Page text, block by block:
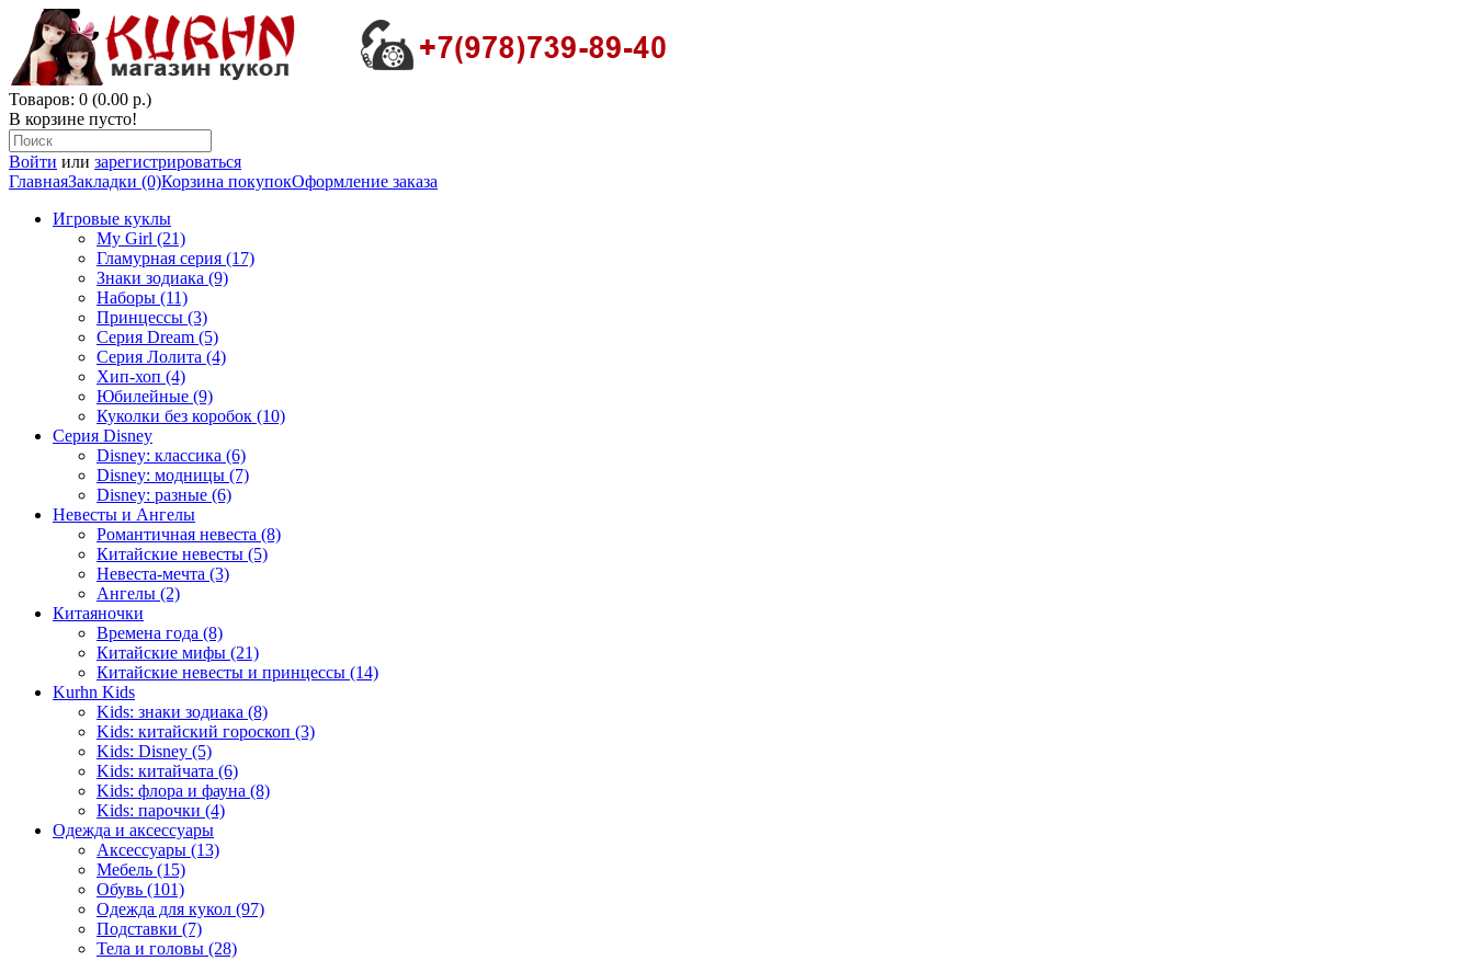
Товаров: 0 (0.00 р.)
В корзине пусто!
Войти или зарегистрироваться
ГлавнаяЗакладки (0)Корзина покупокОформление заказа
Игровые куклы
My Girl (21)
Гламурная серия (17)
Знаки зодиака (9)
Наборы (11)
Принцессы (3)
Серия Dream (5)
Серия Лолита (4)
Хип-хоп (4)
Юбилейные (9)
Куколки без коробок (10)
Серия Disney
Disney: классика (6)
Disney: модницы (7)
Disney: разные (6)
Невесты и Ангелы
Романтичная невеста (8)
Китайские невесты (5)
Невеста-мечта (3)
Ангелы (2)
Китаяночки
Времена года (8)
Китайские мифы (21)
Китайские невесты и принцессы (14)
Kurhn Kids
Kids: знаки зодиака (8)
Kids: китайский гороскоп (3)
Kids: Disney (5)
Kids: китайчата (6)
Kids: флора и фауна (8)
Kids: парочки (4)
Одежда и аксессуары
Аксессуары (13)
Мебель (15)
Обувь (101)
Одежда для кукол (97)
Подставки (7)
Тела и головы (28)